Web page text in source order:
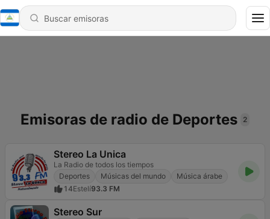
Emisoras de radio de Deportes 2
Stereo La Unica
La Radio de todos los tiempos
Deportes
Músicas del mundo
Música árabe
14Estelí93.3 FM
Stereo Sur